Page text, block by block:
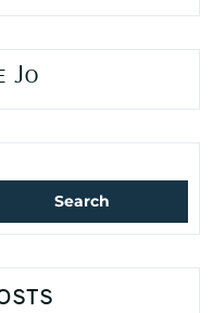
Jo
Search